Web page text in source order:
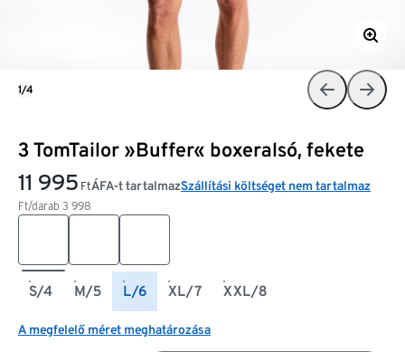
3 TomTailor »Buffer« boxeralsó, fekete
11 995 Ft
Ft/darab 3 998
ÁFA-t tartalmazSzállítási költséget nem tartalmaz
S/4 M/5 L/6 XL/7 XXL/8
A megfelelő méret meghatározása
1/4